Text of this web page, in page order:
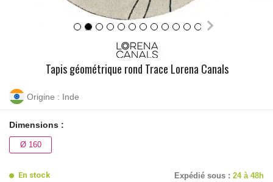
Tapis géométrique rond Trace Lorena Canals
Origine : Inde
Dimensions :
Ø 160
En stock Expédié sous : 24 à 48h